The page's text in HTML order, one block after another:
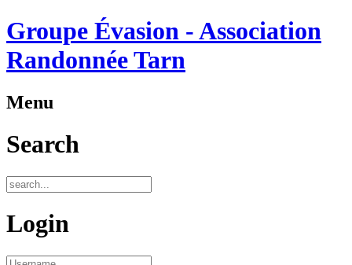
Groupe Évasion - Association
Randonnée Tarn
Menu
Search
Login